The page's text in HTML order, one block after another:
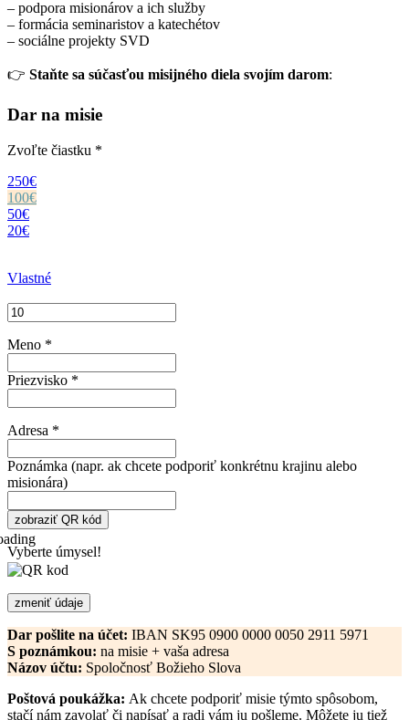
– podpora misionárov a ich služby
– formácia seminaristov a katechétov
– sociálne projekty SVD
👉 Staňte sa súčasťou misijného diela svojím darom:
Dar na misie
Zvoľte čiastku *
250€
100€
50€
20€
Vlastné
Meno *
Priezvisko *
Adresa *
Poznámka (napr. ak chcete podporiť konkrétnu krajinu alebo
misionára)
zobraziť QR kód
Vyberte úmysel!
zmeniť údaje
Dar pošlite na účet: IBAN SK95 0900 0000 0050 2911 5971
S poznámkou: na misie + vaša adresa
Názov účtu: Spoločnosť Božieho Slova
Poštová poukážka: Ak chcete podporiť misie týmto spôsobom,
stačí nám zavolať či napísať a radi vám ju pošleme. Môžete ju tiež